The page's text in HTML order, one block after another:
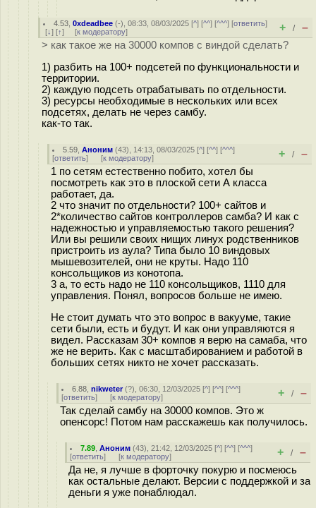
4.53 ,0xdeadbee (-), 08:33, 08/03/2025 [^] [^^] [^^^] [ответить]
[↓] [↑] [к модератору] + / –
> как такое же на 30000 компов с виндой сделать?
1) разбить на 100+ подсетей по функциональности и
территории.
2) каждую подсеть отрабатывать по отдельности.
3) ресурсы необходимые в нескольких или всех
подсетях, делать не через самбу.
как-то так.
5.59 ,Аноним (43), 14:13, 08/03/2025 [^] [^^] [^^^]
[ответить] [к модератору] + / –
1 по сетям естественно побито, хотел бы
посмотреть как это в плоской сети А класса
работает, да.
2 что значит по отдельности? 100+ сайтов и
2*количество сайтов контроллеров самба? И как с
надежностью и управляемостью такого решения?
Или вы решили своих нищих линух родственников
пристроить из аула? Типа было 10 виндовых
мышевозителей, они не круты. Надо 110
консольщиков из конотопа.
3 а, то есть надо не 110 консольщиков, 1110 для
управления. Понял, вопросов больше не имею.
Не стоит думать что это вопрос в вакууме, такие
сети были, есть и будут. И как они управляются я
видел. Рассказам 30+ компов я верю на самаба, что
же не верить. Как с масштабированием и работой в
больших сетях никто не хочет рассказать.
6.88 ,nikweter(?), 06:30, 12/03/2025 [^] [^^] [^^^]
[ответить] [к модератору] + / –
Так сделай самбу на 30000 компов. Это ж
опенсорс! Потом нам расскажешь как получилось.
7.89 ,Аноним (43), 21:42, 12/03/2025 [^] [^^] [^^^]
[ответить] [к модератору] + / –
Да не, я лучше в форточку покурю и посмеюсь
как остальные делают. Версии с поддержкой и за
деньги я уже понаблюдал.